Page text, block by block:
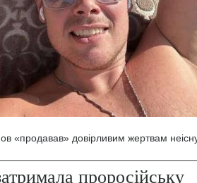
«продавав» довірливим жертвам
проросійську